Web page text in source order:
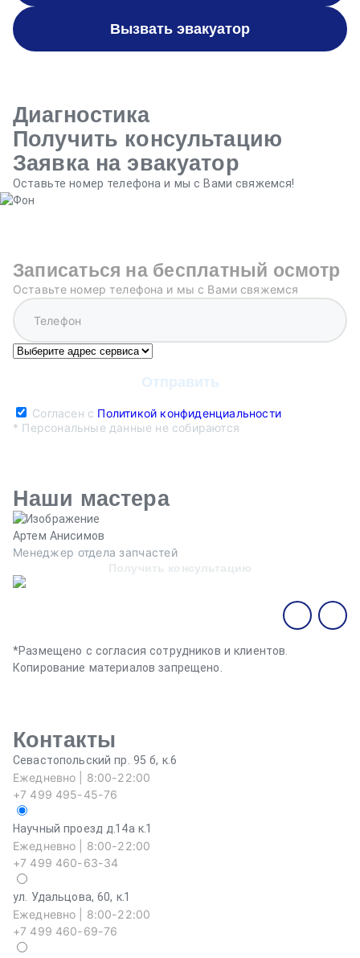
Вызвать эвакуатор
Диагностика
Получить консультацию
Заявка на эвакуатор
Оставьте номер телефона и мы с Вами свяжемся!
Записаться на бесплатный осмотр
Оставьте номер телефона и мы с Вами свяжемся
Согласен с Политикой конфиденциальности
* Персональные данные не собираются
Наши мастера
Артем Анисимов
Менеджер отдела запчастей
Получить консультацию
*Размещено с согласия сотрудников и клиентов.
Копирование материалов запрещено.
Контакты
Севастопольский пр. 95 б, к.6
Ежедневно | 8:00-22:00
+7 499 495-45-76
Научный проезд д.14а к.1
Ежедневно | 8:00-22:00
+7 499 460-63-34
ул. Удальцова, 60, к.1
Ежедневно | 8:00-22:00
+7 499 460-69-76